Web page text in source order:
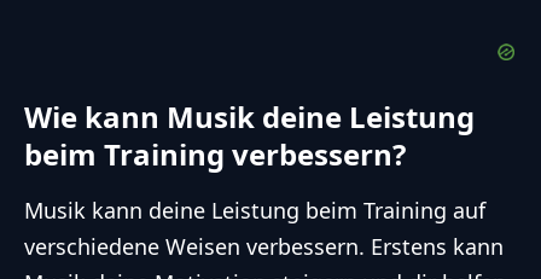
Wie kann Musik deine Leistung
beim Training verbessern?
Musik kann deine Leistung beim Training auf
verschiedene Weisen verbessern. Erstens kann